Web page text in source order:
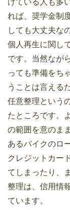
けている人も多
れば、奨学金制
しても大丈夫な
個人再生に関し
です。当然なが
っても準備をち
うことは言える
任意整理という
たところです。
の範囲を意のま
あるバイクのロ
クレジットカー
てしまったり、
整理は、信用情
ています。